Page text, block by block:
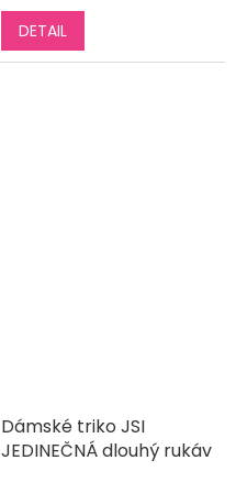
DETAIL
Dámské triko JSI
JEDINEČNÁ dlouhý rukáv